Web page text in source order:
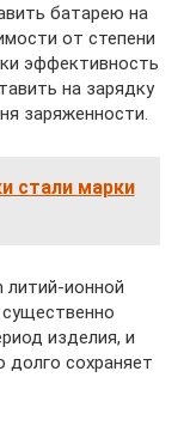
батарею на
от степени
эффективность
на зарядку
заряженности.
стали марки
литий-ионной
существенно
изделия, и
долго сохраняет